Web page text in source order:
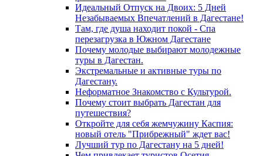
Идеальный Отпуск на Двоих: 5 Дней
Незабываемых Впечатлений в Дагестане!
Там, где душа находит покой - Спа
перезагрузка в Южном Дагестане
Почему молодые выбирают молодежные
туры в Дагестан.
Экстремальные и активные туры по
Дагестану.
Неформатное Знакомство с Культурой.
Почему стоит выбрать Дагестан для
путешествия?
Откройте для себя жемчужину Каспия:
новый отель "Прибрежный" ждет вас!
Лучший тур по Дагестану на 5 дней!